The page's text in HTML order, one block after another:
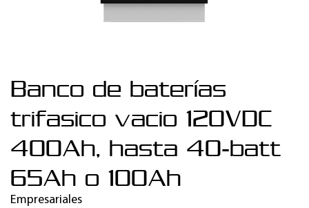
Banco de baterías
trifasico vacio 120VDC
400Ah, hasta 40-batt
65Ah o 100Ah
Empresariales